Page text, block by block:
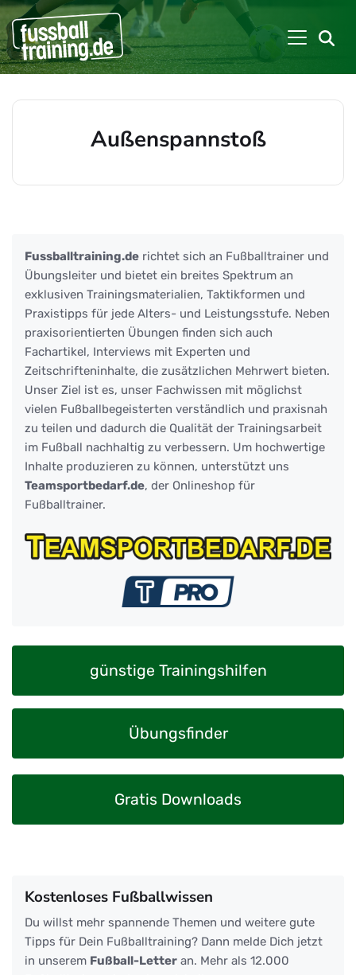
Außenspannstoß
Fussballtraining.de richtet sich an Fußballtrainer und
Übungsleiter und bietet ein breites Spektrum an
exklusiven Trainingsmaterialien, Taktikformen und
Praxistipps für jede Alters- und Leistungsstufe. Neben
praxisorientierten Übungen finden sich auch
Fachartikel, Interviews mit Experten und
Zeitschrifteninhalte, die zusätzlichen Mehrwert bieten.
Unser Ziel ist es, unser Fachwissen mit möglichst
vielen Fußballbegeisterten verständlich und praxisnah
zu teilen und dadurch die Qualität der Trainingsarbeit
im Fußball nachhaltig zu verbessern. Um hochwertige
Inhalte produzieren zu können, unterstützt uns
Teamsportbedarf.de, der Onlineshop für
Fußballtrainer.
günstige Trainingshilfen
Übungsfinder
Gratis Downloads
Kostenloses Fußballwissen
Du willst mehr spannende Themen und weitere gute
Tipps für Dein Fußballtraining? Dann melde Dich jetzt
in unserem Fußball-Letter an. Mehr als 12.000